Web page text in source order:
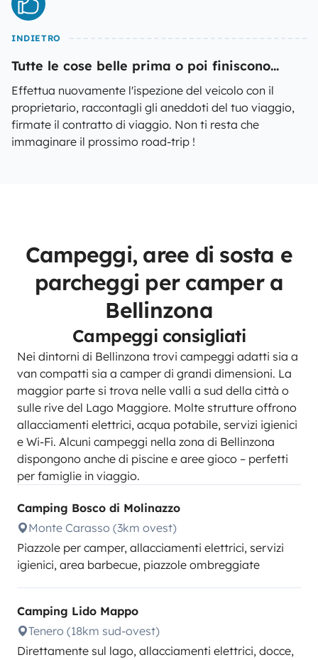
INDIETRO
Tutte le cose belle prima o poi finiscono...
Effettua nuovamente l'ispezione del veicolo con il
proprietario, raccontagli gli aneddoti del tuo viaggio,
firmate il contratto di viaggio. Non ti resta che
immaginare il prossimo road-trip !
Campeggi, aree di sosta e
parcheggi per camper a
Bellinzona
Campeggi consigliati
Nei dintorni di Bellinzona trovi campeggi adatti sia a
van compatti sia a camper di grandi dimensioni. La
maggior parte si trova nelle valli a sud della città o
sulle rive del Lago Maggiore. Molte strutture offrono
allacciamenti elettrici, acqua potabile, servizi igienici
e Wi-Fi. Alcuni campeggi nella zona di Bellinzona
dispongono anche di piscine e aree gioco – perfetti
per famiglie in viaggio.
Camping Bosco di Molinazzo
Monte Carasso (3km ovest)
Piazzole per camper, allacciamenti elettrici, servizi
igienici, area barbecue, piazzole ombreggiate
Camping Lido Mappo
Tenero (18km sud-ovest)
Direttamente sul lago, allacciamenti elettrici, docce,